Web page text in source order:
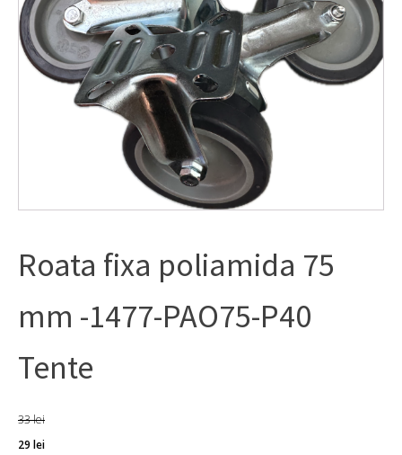
Roata fixa poliamida 75
mm -1477-PAO75-P40
Tente
33lei
Prețul
29 leiPrețul